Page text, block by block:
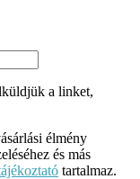
a linket,
élmény
és más
tartalmaz.